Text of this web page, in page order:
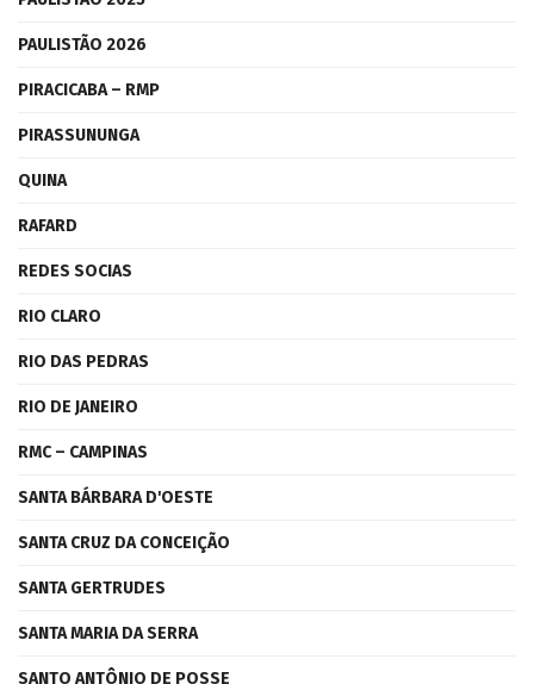
PAULISTÃO 2026
PIRACICABA – RMP
PIRASSUNUNGA
QUINA
RAFARD
REDES SOCIAS
RIO CLARO
RIO DAS PEDRAS
RIO DE JANEIRO
RMC – CAMPINAS
SANTA BÁRBARA D'OESTE
SANTA CRUZ DA CONCEIÇÃO
SANTA GERTRUDES
SANTA MARIA DA SERRA
SANTO ANTÔNIO DE POSSE